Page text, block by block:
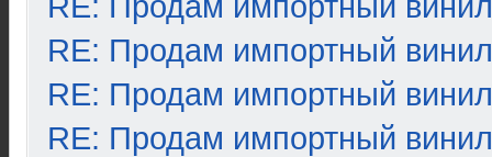
RE: Продам импортный винил
RE: Продам импортный винил
RE: Продам импортный винил